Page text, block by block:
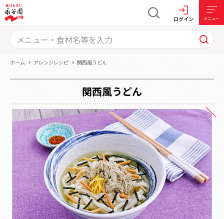
ログイン メニュー
ホーム アレンジレシピ 関西風うどん
関西風うどん